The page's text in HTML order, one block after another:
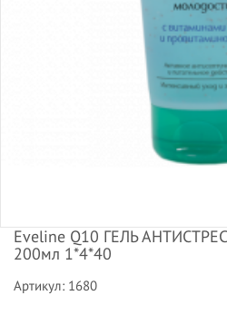
Eveline Q10 ГЕЛЬ
200мл 1*4*40
Артикул: 1680